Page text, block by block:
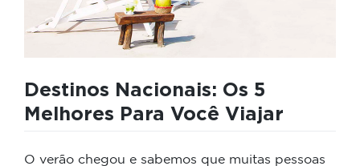
Destinos Nacionais: Os 5
Melhores Para Você Viajar
O verão chegou e sabemos que muitas pessoas